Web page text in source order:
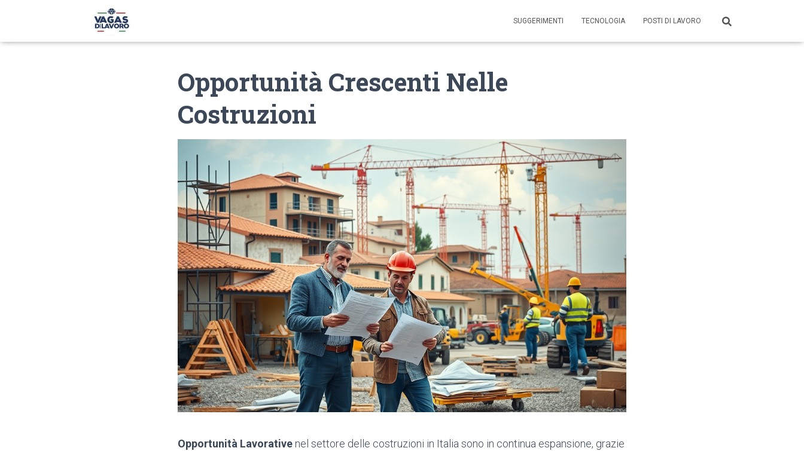
SUGGERIMENTI TECNOLOGIA POSTI DI LAVORO
Opportunità Crescenti Nelle
Costruzioni
Opportunità Lavorative nel settore delle costruzioni in Italia sono in continua espansione, grazie